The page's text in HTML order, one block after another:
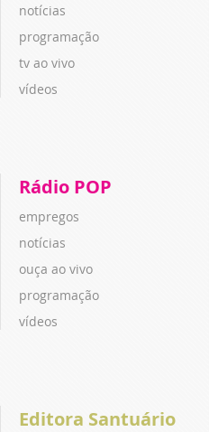
notícias
programação
tv ao vivo
vídeos
Rádio POP
empregos
notícias
ouça ao vivo
programação
vídeos
Editora Santuário